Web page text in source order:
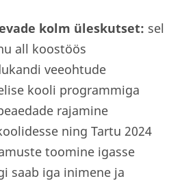
kolm üleskutset: sel
all koostöös
veeohtude
kooli programmiga
rajamine
ning Tartu 2024
toomine igasse
saab iga inimene ja